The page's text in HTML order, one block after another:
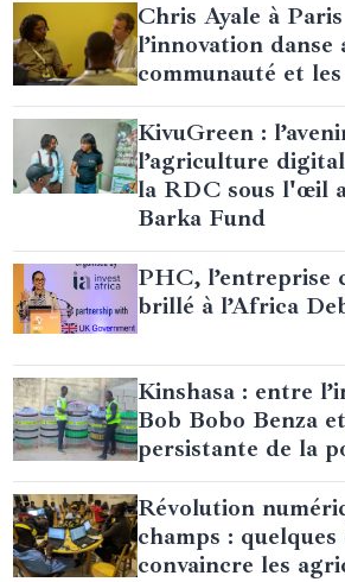
Chris Ayale à
l’innovation danse
communauté et
KivuGreen :
l’agriculture
la RDC sous l'œil
Barka Fund
PHC, l’entreprise
brillé à l’Africa
Kinshasa : entre
Bob Bobo Benza
persistante de la
Révolution
champs :
convaincre les